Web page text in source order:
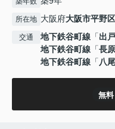
所在地 大阪府大阪市平野区
交通 地下鉄谷町線 「出戸
地下鉄谷町線 「長原
地下鉄谷町線 「 八
無料